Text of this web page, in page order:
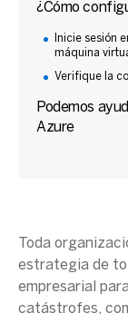
¿Cómo
Inicie sesión
máquina
Verifique la
Podemos
Azure
Toda
estrategia de
empresarial
catástrofes,